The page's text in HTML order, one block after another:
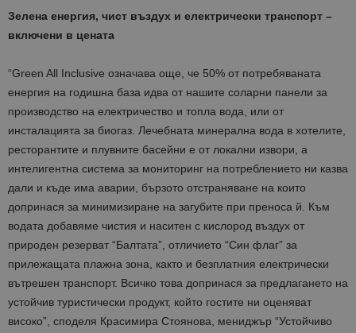
Зелена енергия, чист въздух и електрически транспорт –
включени в цената
“Green All Inclusive означава още, че 50% от потребяваната
енергия на годишна база идва от нашите соларни панели за
производство на електричество и топла вода, или от
инсталацията за биогаз. Лечебната минерална вода в хотелите,
ресторантите и плувните басейни е от локални извори, а
интелигентна система за мониторинг на потреблението ни казва
дали и къде има аварии, бързото отстраняване на които
допринася за минимизиране на загубите при преноса й. Към
водата добавяме чистия и наситен с кислород въздух от
природен резерват “Балтата”, отличието “Син флаг” за
прилежащата плажна зона, както и безплатния електрически
вътрешен транспорт. Всичко това допринася за предлагането на
устойчив туристически продукт, който гостите ни оценяват
високо”, споделя Красимира Стоянова, мениджър “Устойчиво